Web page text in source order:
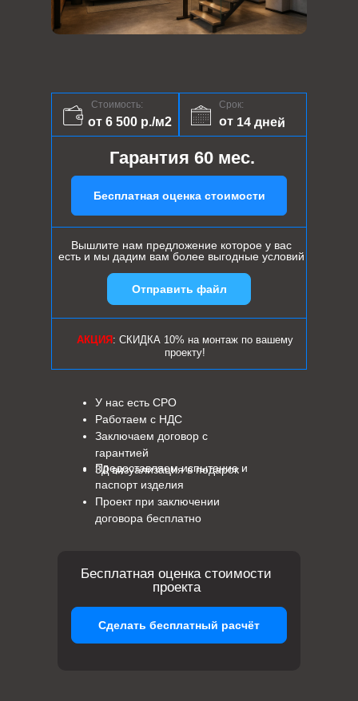
Срок:
от 14 дней
Стоимость:
от 6 500 р./м2
Гарантия 60 мес.
Бесплатная оценка стоимости
Вышлите нам предложение которое у вас
есть и мы дадим вам более выгодные условий
АКЦИЯ : СКИДКА 10% на монтаж по вашему
проекту!
Предоставляем испытание и
паспорт изделия
Проект при заключении
договора бесплатно
У нас есть СРО
Работаем с НДС
Заключаем договор с
гарантией
3Д визуализация в подарок
Отправить файл
Бесплатная оценка стоимости
проекта
Сделать бесплатный расчёт